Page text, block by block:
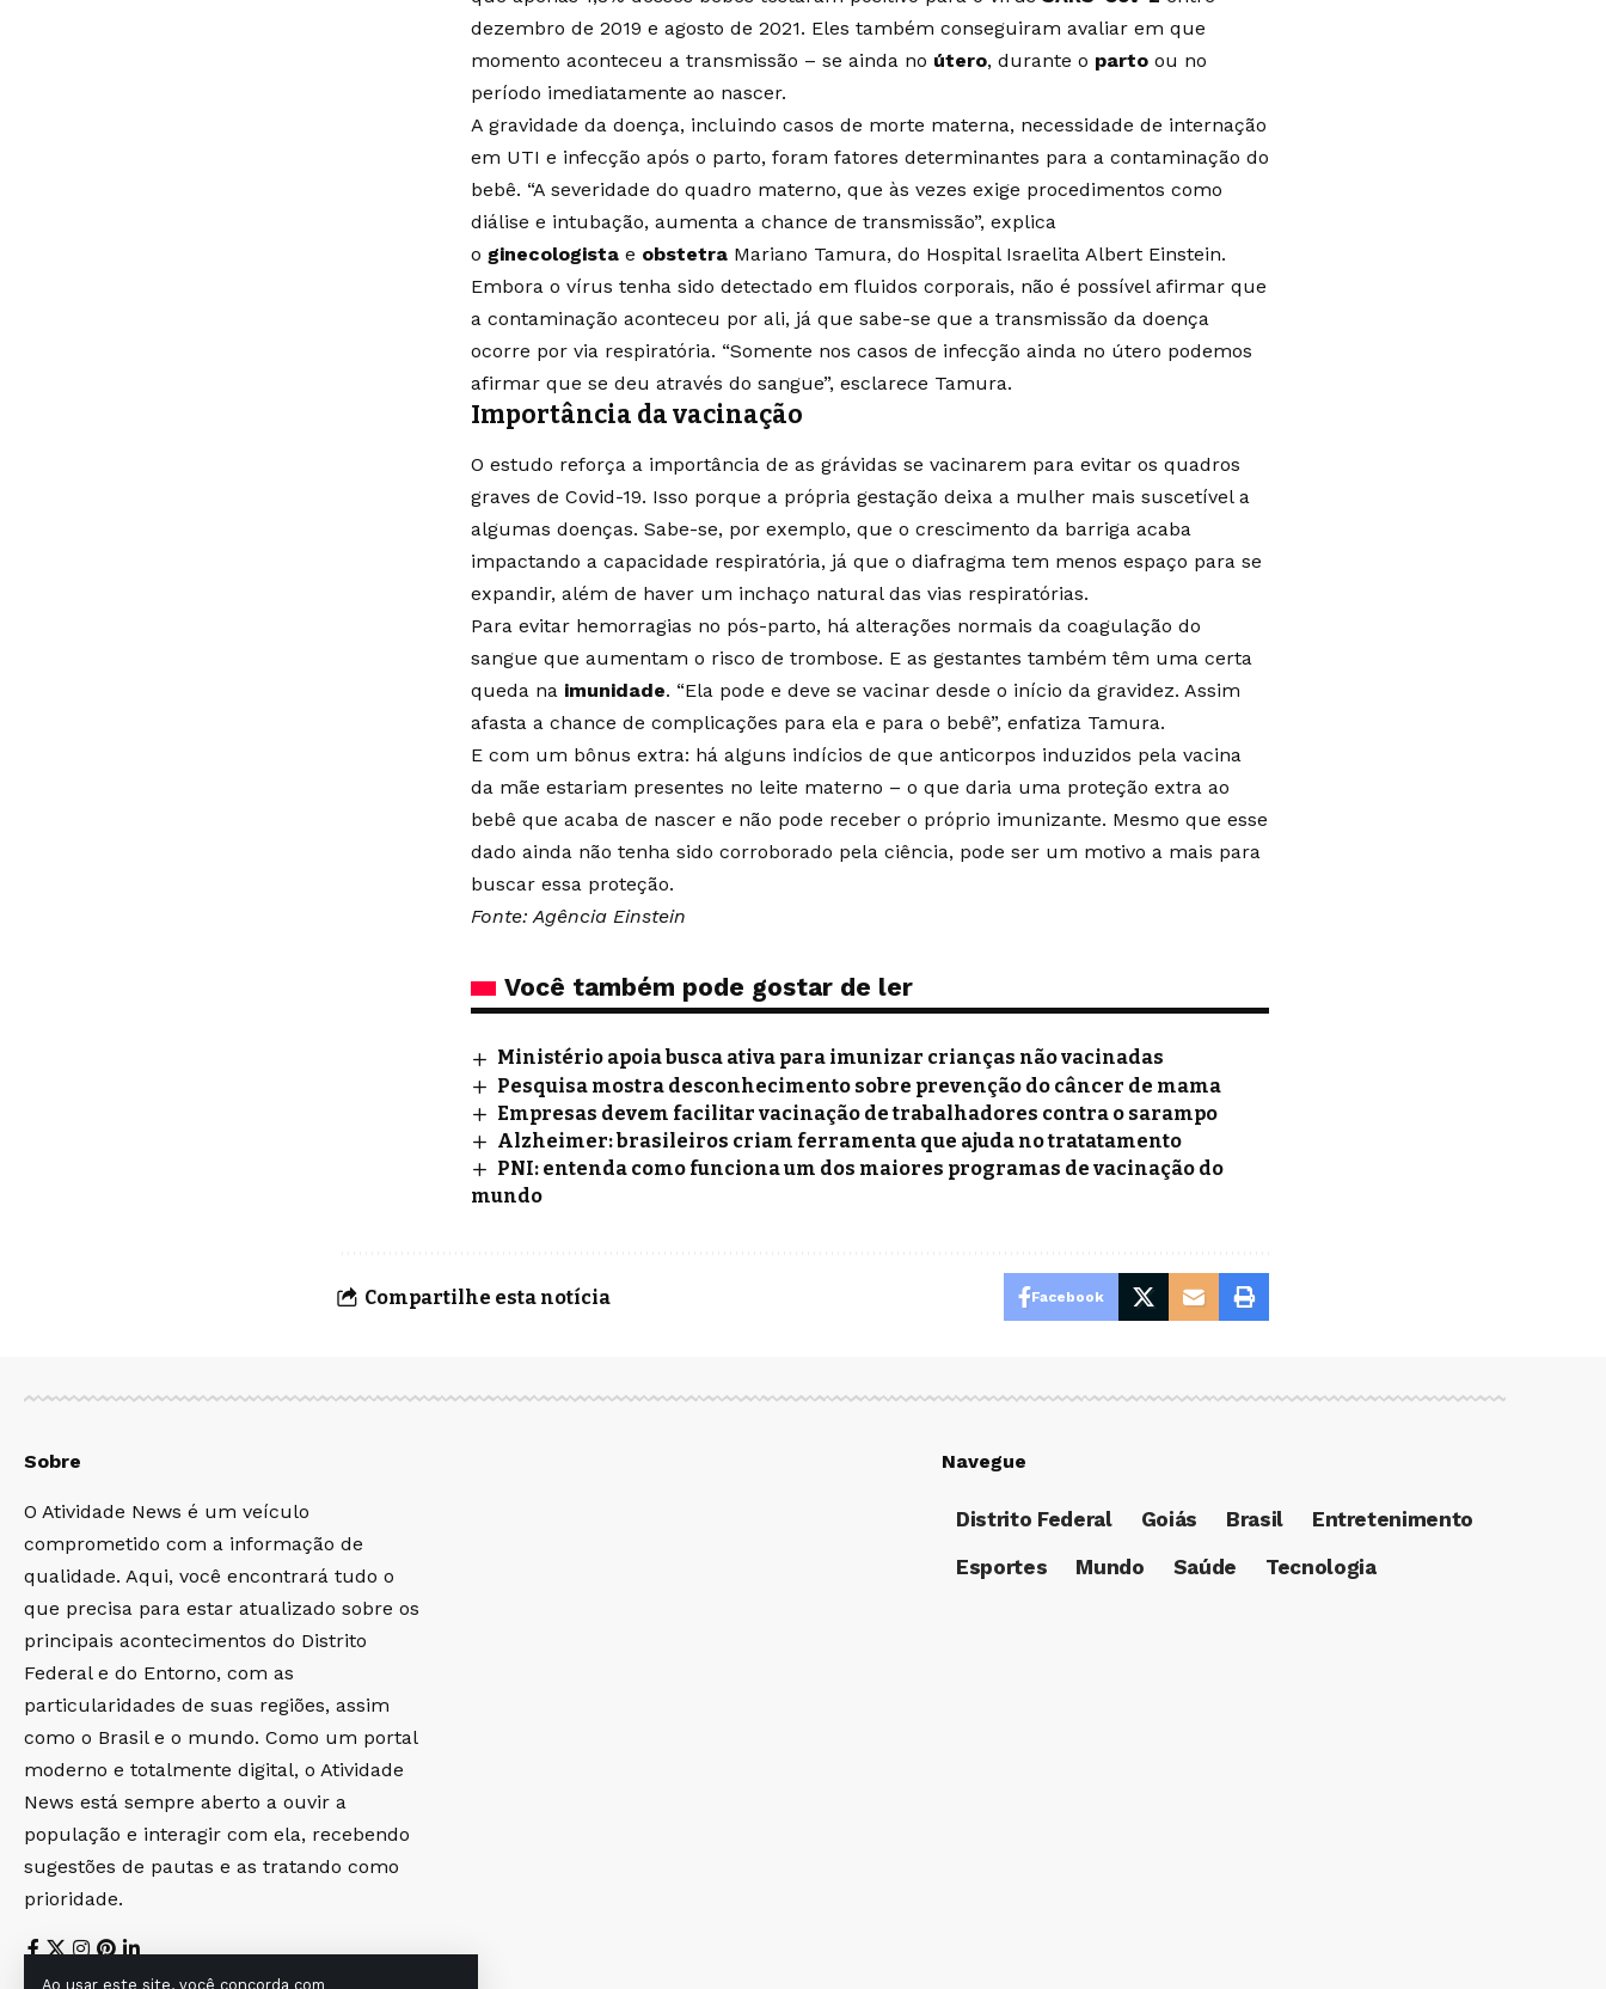
Ao usar este site, você concorda com
dezembro de 2019 e agosto de 2021. Eles também conseguiram avaliar em que
momento aconteceu a transmissão – se ainda no útero, durante o parto ou no
período imediatamente ao nascer.
A gravidade da doença, incluindo casos de morte materna, necessidade de internação
em UTI e infecção após o parto, foram fatores determinantes para a contaminação do
bebê. “A severidade do quadro materno, que às vezes exige procedimentos como
diálise e intubação, aumenta a chance de transmissão”, explica
o ginecologista e obstetra Mariano Tamura, do Hospital Israelita Albert Einstein.
Embora o vírus tenha sido detectado em fluidos corporais, não é possível afirmar que
a contaminação aconteceu por ali, já que sabe-se que a transmissão da doença
ocorre por via respiratória. “Somente nos casos de infecção ainda no útero podemos
afirmar que se deu através do sangue”, esclarece Tamura.
Importância da vacinação
O estudo reforça a importância de as grávidas se vacinarem para evitar os quadros
graves de Covid-19. Isso porque a própria gestação deixa a mulher mais suscetível a
algumas doenças. Sabe-se, por exemplo, que o crescimento da barriga acaba
impactando a capacidade respiratória, já que o diafragma tem menos espaço para se
expandir, além de haver um inchaço natural das vias respiratórias.
Para evitar hemorragias no pós-parto, há alterações normais da coagulação do
sangue que aumentam o risco de trombose. E as gestantes também têm uma certa
queda na imunidade. “Ela pode e deve se vacinar desde o início da gravidez. Assim
afasta a chance de complicações para ela e para o bebê”, enfatiza Tamura.
E com um bônus extra: há alguns indícios de que anticorpos induzidos pela vacina
da mãe estariam presentes no leite materno – o que daria uma proteção extra ao
bebê que acaba de nascer e não pode receber o próprio imunizante. Mesmo que esse
dado ainda não tenha sido corroborado pela ciência, pode ser um motivo a mais para
buscar essa proteção.
Fonte: Agência Einstein
Você também pode gostar de ler
Ministério apoia busca ativa para imunizar crianças não vacinadas
Pesquisa mostra desconhecimento sobre prevenção do câncer de mama
Empresas devem facilitar vacinação de trabalhadores contra o sarampo
Alzheimer: brasileiros criam ferramenta que ajuda no tratatamento
PNI: entenda como funciona um dos maiores programas de vacinação do
mundo
Compartilhe esta notícia Facebook
Sobre
O Atividade News é um veículo
comprometido com a informação de
qualidade. Aqui, você encontrará tudo o
que precisa para estar atualizado sobre os
principais acontecimentos do Distrito
Federal e do Entorno, com as
particularidades de suas regiões, assim
como o Brasil e o mundo. Como um portal
moderno e totalmente digital, o Atividade
News está sempre aberto a ouvir a
população e interagir com ela, recebendo
sugestões de pautas e as tratando como
prioridade.
Navegue
Distrito Federal Goiás Brasil
Entretenimento
Esportes
Mundo Saúde Tecnologia